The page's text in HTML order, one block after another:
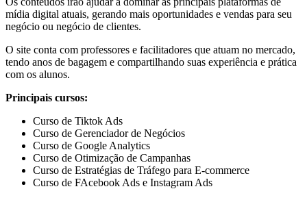
mídia digital atuais, gerando mais oportunidades e vendas para seu
negócio ou negócio de clientes.
O site conta com professores e facilitadores que atuam no mercado,
tendo anos de bagagem e compartilhando suas experiência e prática
com os alunos.
Principais cursos:
Curso de Tiktok Ads
Curso de Gerenciador de Negócios
Curso de Google Analytics
Curso de Otimização de Campanhas
Curso de Estratégias de Tráfego para E-commerce
Curso de FAcebook Ads e Instagram Ads